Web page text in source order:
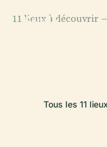
11 lieux à découvrir
Stade
PLACE
Tous les 11